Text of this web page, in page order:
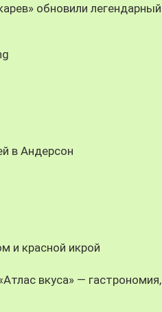
обновили легендарный
в Андерсон
и красной икрой
вкуса» — гастрономия,